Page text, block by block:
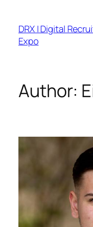
DRX | Digital
Expo
Author: